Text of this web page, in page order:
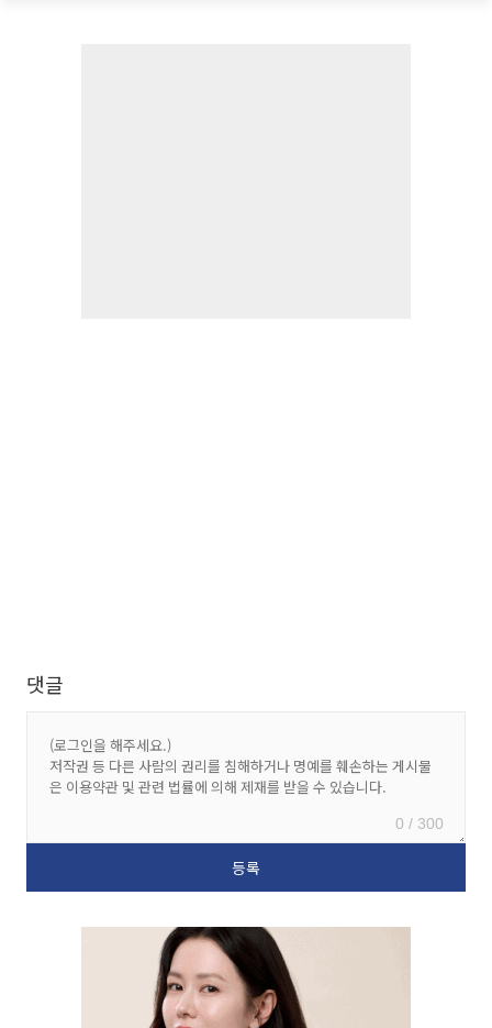
댓글
0 / 300